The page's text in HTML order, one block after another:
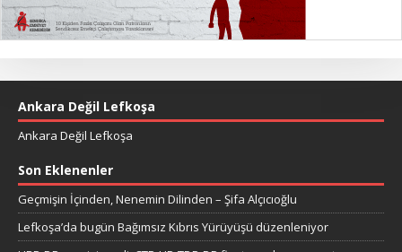
Ankara Değil Lefkoşa
Ankara Değil Lefkoşa
Son Eklenenler
Geçmişin İçinden, Nenemin Dilinden – Şifa Alçıcıoğlu
Lefkoşa’da bugün Bağımsız Kıbrıs Yürüyüşü düzenleniyor